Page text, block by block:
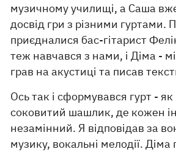
музичному училищі, а Саша
досвід гри з різними гуртами.
приєдналися бас-гітарист
теж навчався з нами, і Діма -
грав на акустиці та писав
Ось так і сформувався гурт -
соковитий шашлик, де кожен
незамінний. Я відповідав за
музику, вокальні мелодії. Діма